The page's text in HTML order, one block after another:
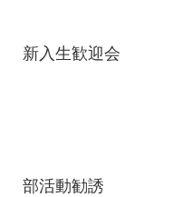
新入生歓迎会
部活動勧誘